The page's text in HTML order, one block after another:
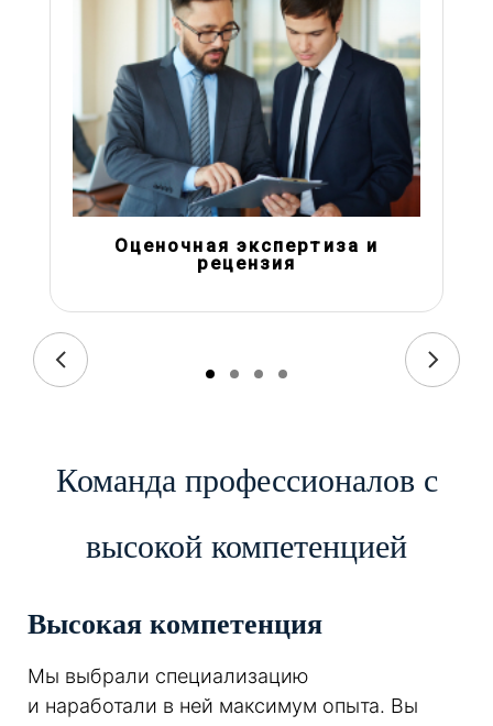
Оценочная экспертиза и
рецензия
Команда профессионалов с
высокой компетенцией
Высокая компетенция
Мы выбрали специализацию
и наработали в ней максимум опыта. Вы